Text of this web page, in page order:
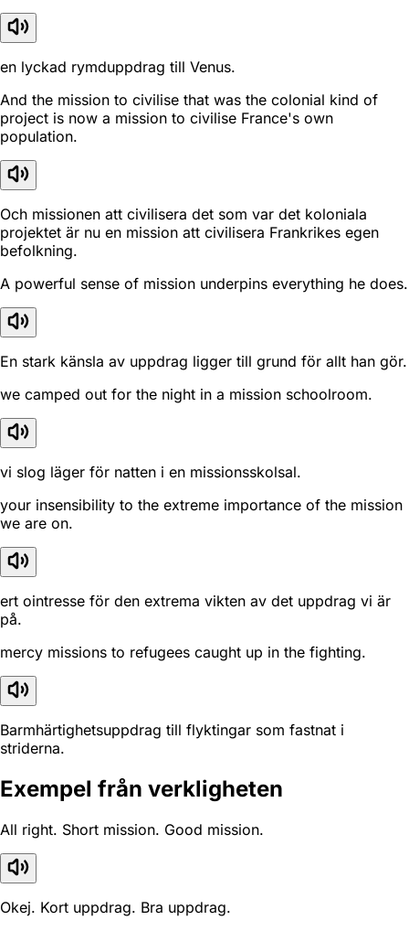
en lyckad rymduppdrag till Venus.
And the mission to civilise that was the colonial kind of
project is now a mission to civilise France's own
population.
Och missionen att civilisera det som var det koloniala
projektet är nu en mission att civilisera Frankrikes egen
befolkning.
A powerful sense of mission underpins everything he does.
En stark känsla av uppdrag ligger till grund för allt han gör.
we camped out for the night in a mission schoolroom.
vi slog läger för natten i en missionsskolsal.
your insensibility to the extreme importance of the mission
we are on.
ert ointresse för den extrema vikten av det uppdrag vi är
på.
mercy missions to refugees caught up in the fighting.
Barmhärtighetsuppdrag till flyktingar som fastnat i
striderna.
Exempel från verkligheten
All right. Short mission. Good mission.
Okej. Kort uppdrag. Bra uppdrag.